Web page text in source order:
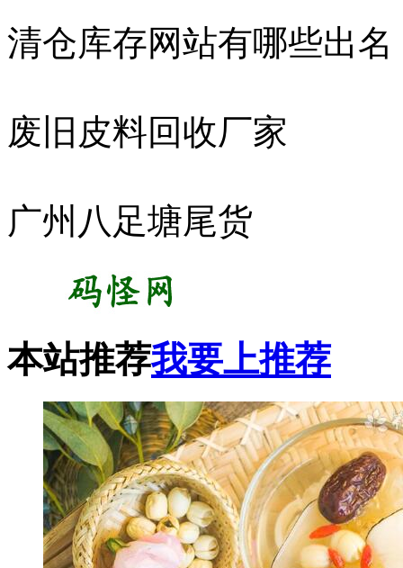
清仓库存网站有哪些出名
废旧皮料回收厂家
广州八足塘尾货
本站推荐我要上推荐